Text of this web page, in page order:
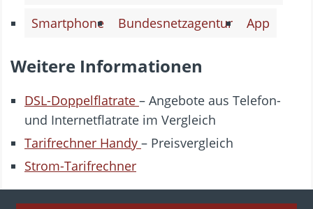
Smartphone
Bundesnetzagentur App
Weitere Informationen
DSL-Doppelflatrate – Angebote aus Telefon-
und Internetflatrate im Vergleich
Tarifrechner Handy – Preisvergleich
Strom-Tarifrechner